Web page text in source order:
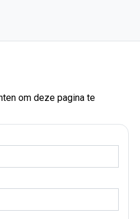
om deze pagina te